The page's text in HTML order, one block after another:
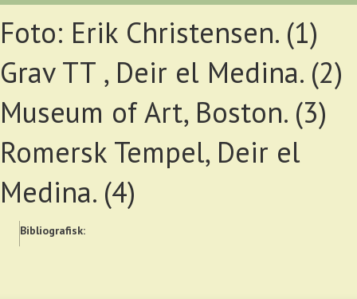
Foto: Erik Christensen. (1)
Grav TT , Deir el Medina. (2)
Museum of Art, Boston. (3)
Romersk Tempel, Deir el
Medina. (4)
Bibliografisk: